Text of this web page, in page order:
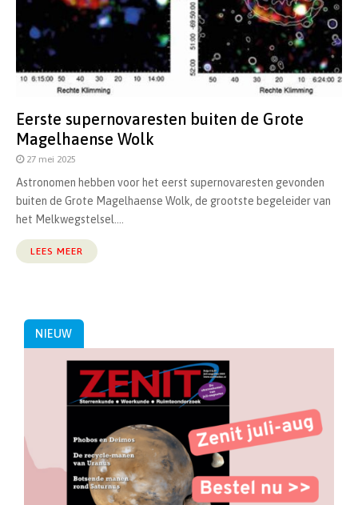
Eerste supernovaresten buiten de Grote
Magelhaense Wolk
27 mei 2025
Astronomen hebben voor het eerst supernovaresten gevonden
buiten de Grote Magelhaense Wolk, de grootste begeleider van
het Melkwegstelsel....
LEES MEER
NIEUW